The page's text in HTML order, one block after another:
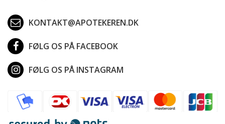
KONTAKT@APOTEKEREN.DK
FØLG OS PÅ FACEBOOK
FØLG OS PÅ INSTAGRAM